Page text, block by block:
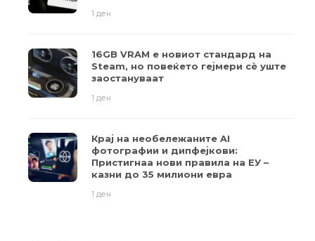
1 ден
16GB VRAM е новиот стандард на
Steam, но повеќето гејмери ​​сè уште
заостануваат
1 ден
Крај на необележаните AI
фотографии и дипфејкови:
Пристигнаа нови правила на ЕУ –
казни до 35 милиони евра
1 ден